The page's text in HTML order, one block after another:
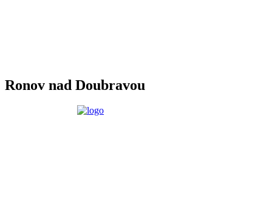
Ronov nad Doubravou